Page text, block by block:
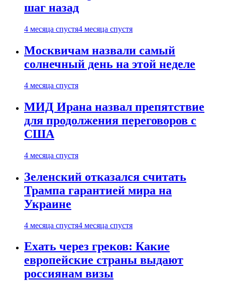
шаг назад
4 месяца спустя4 месяца спустя
Москвичам назвали самый
солнечный день на этой неделе
4 месяца спустя
МИД Ирана назвал препятствие
для продолжения переговоров с
США
4 месяца спустя
Зеленский отказался считать
Трампа гарантией мира на
Украине
4 месяца спустя4 месяца спустя
Ехать через греков: Какие
европейские страны выдают
россиянам визы